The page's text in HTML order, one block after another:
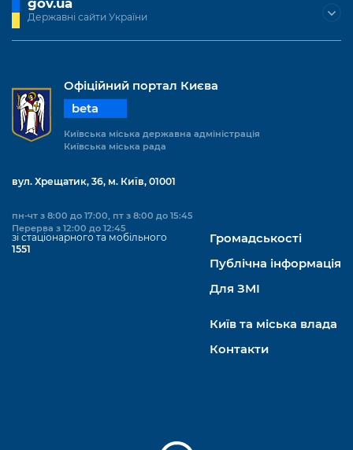
gov.ua
Державні сайти України
Офіційний портал Києва
beta
Київська міська державна адміністрація
Київська міська рада
вул. Хрещатик, 36, м. Київ, 01001
пн-чт з 8:00 до 17:00, пт з 8:00 до 15:45
Перерва з 12:00 до 12:45
зі стаціонарного та мобільного
1551
Громадськості
Публічна інформація
Для ЗМІ
Київ та міська влада
Контакти